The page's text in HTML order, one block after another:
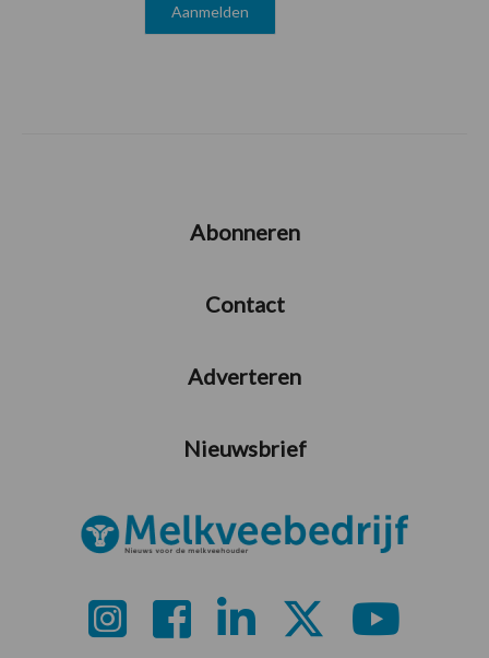
Abonneren
Contact
Adverteren
Nieuwsbrief